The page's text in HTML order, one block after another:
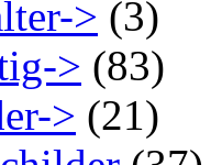
> (3)
> (83)
> (21)